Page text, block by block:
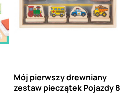
Mój pierwszy drewniany
zestaw pieczątek Pojazdy 8